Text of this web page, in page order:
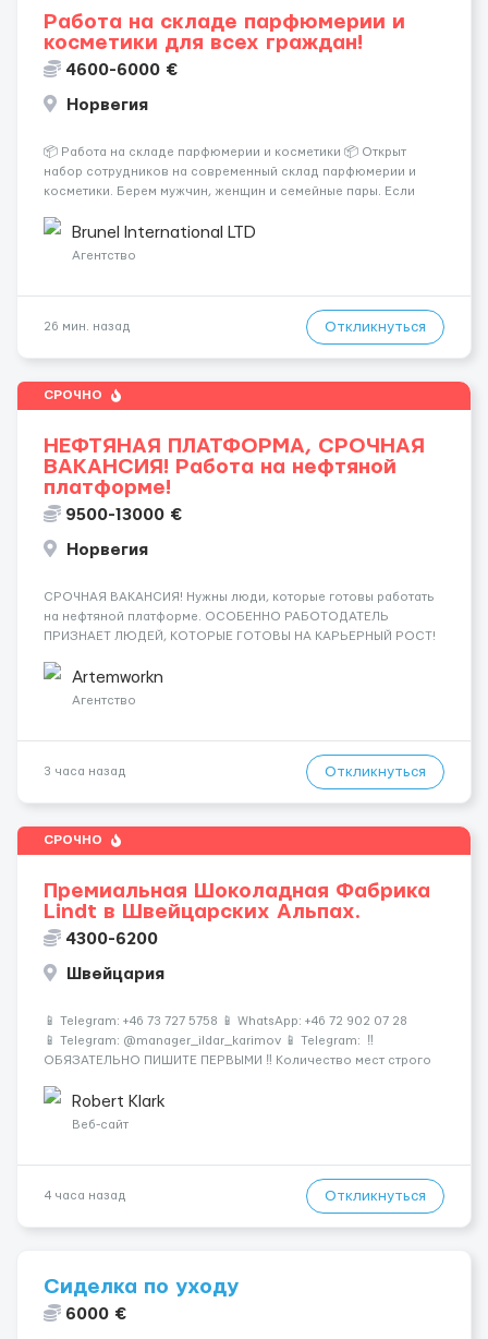
Работа на складе парфюмерии и
косметики для всех граждан!
4600-6000 €
Норвегия
📦 Работа на складе парфюмерии и косметики 📦 Открыт
набор сотрудников на современный склад парфюмерии и
косметики. Берем мужчин, женщин и семейные пары. Если
обучают уже после приезда. Работа не тяжелая. Нужно
собирать заказы, сортиро...
Brunel International LTD
Агентство
26 мин. назад Откликнуться
СРОЧНО
НЕФТЯНАЯ ПЛАТФОРМА, СРОЧНАЯ
ВАКАНСИЯ! Работа на нефтяной
платформе!
9500-13000 €
Норвегия
СРОЧНАЯ ВАКАНСИЯ! Нужны люди, которые готовы работать
на нефтяной платформе. ОСОБЕННО РАБОТОДАТЕЛЬ
ПРИЗНАЕТ ЛЮДЕЙ, КОТОРЫЕ ГОТОВЫ НА КАРЬЕРНЫЙ РОСТ!
сварщика, Помощник механика ( стыковка метала, зачистка
метала, подготовка рабочего места и т....
Artemworkn
Агентство
3 часа назад Откликнуться
СРОЧНО
Премиальная Шоколадная Фабрика
Lindt в Швейцарских Альпах.
4300-6200
Швейцария
📱 Telegram: +46 73 727 5758 📱 WhatsApp: +46 72 902 07 28
📱 Telegram: @manager_ildar_karimov 📱 Telegram: ‼️
ОБЯЗАТЕЛЬНО ПИШИТЕ ПЕРВЫМИ ‼️ Количество мест строго
зарплаты 🏔 Швейцария &mdash...
Robert Klark
Веб-сайт
4 часа назад Откликнуться
Сиделка по уходу
6000 €